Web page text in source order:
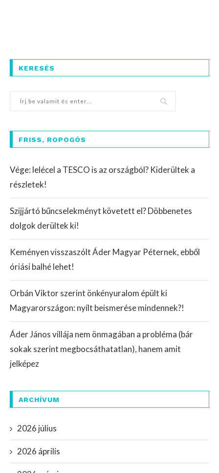
KERESÉS
FRISS, ROPOGÓS
Vége: lelécel a TESCO is az országból? Kiderültek a
részletek!
Szijjártó bűncselekményt követett el? Döbbenetes
dolgok derültek ki!
Keményen visszaszólt Áder Magyar Péternek, ebből
óriási balhé lehet!
Orbán Viktor szerint önkényuralom épült ki
Magyarországon: nyílt beismerése mindennek?!
Áder János villája nem önmagában a probléma (bár
sokak szerint megbocsáthatatlan), hanem amit
jelképez
ARCHÍVUM
2026 július
2026 április